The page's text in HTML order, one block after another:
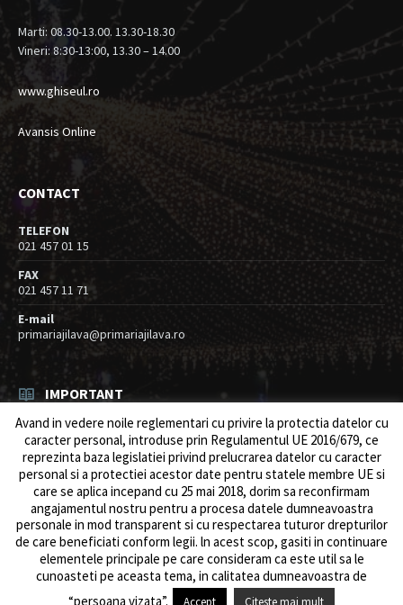
Marti: 08.30-13.00. 13.30-18.30
Vineri: 8:30-13:00, 13.30 – 14.00
www.ghiseul.ro
Avansis Online
CONTACT
TELEFON
021 457 01 15
FAX
021 457 11 71
E-mail
primariajilava@primariajilava.ro
IMPORTANT
Rezultat concurs expert – proba scrisa
06/08/2026 inResurse umane / Achizitii
Anunt concurs
05/08/2026 Resurse umane / Achizitii
© 2026 Primăria Comunei Jilava. Dev byows.ro
Avand in vedere noile reglementari cu privire la protectia datelor cu
caracter personal, introduse prin Regulamentul UE 2016/679, ce
reprezinta baza legislatiei privind prelucrarea datelor cu caracter
personal si a protectiei acestor date pentru statele membre UE si
care se aplica incepand cu 25 mai 2018, dorim sa reconfirmam
angajamentul nostru pentru a procesa datele dumneavoastra
personale in mod transparent si cu respectarea tuturor drepturilor
de care beneficiati conform legii. ln acest scop, gasiti in continuare
elementele principale pe care consideram ca este util sa le
cunoasteti pe aceasta tema, in calitatea dumneavoastra de
“persoana vizata”.
Accept Citeste mai mult